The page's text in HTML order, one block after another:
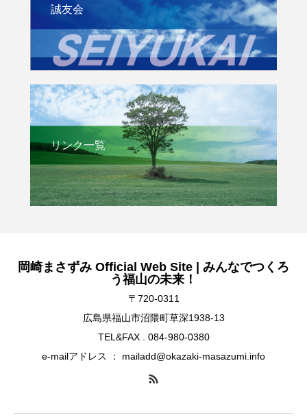
誠友会
リンク一覧
岡崎まさずみ Official Web Site | みんなでつくろ
う福山の未来！
〒720-0311
広島県福山市沼隈町草深1938-13
TEL&FAX . 084-980-0380
e-mailアドレス ： mailadd@okazaki-masazumi.info